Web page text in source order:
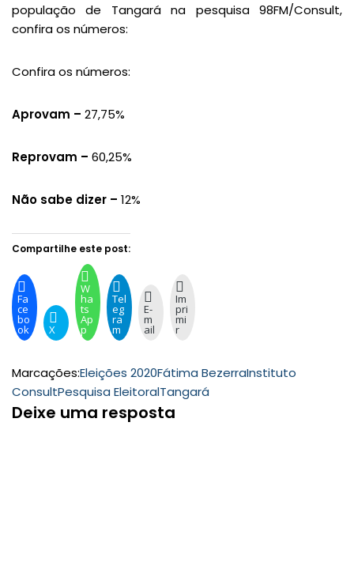
população de Tangará na pesquisa 98FM/Consult,
confira os números:
Confira os números:
Aprovam – 27,75%
Reprovam – 60,25%
Não sabe dizer – 12%
Compartilhe este post:
Fa
ce
bo
ok X
W
ha
ts
Ap
p
Tel
eg
ra
m
E-
m
ail
Im
pri
mi
r
Marcações:Eleições 2020Fátima BezerraInstituto
ConsultPesquisa EleitoralTangará
Deixe uma resposta